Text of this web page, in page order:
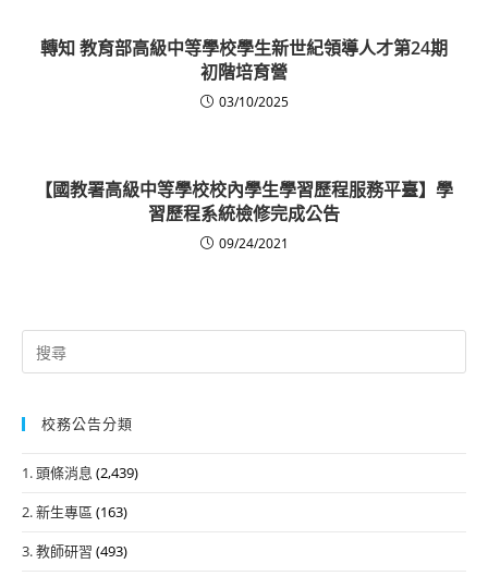
轉知 教育部高級中等學校學生新世紀領導人才第24期
初階培育營
03/10/2025
【國教署高級中等學校校內學生學習歷程服務平臺】學
習歷程系統檢修完成公告
09/24/2021
Search
for:
校務公告分類
1. 頭條消息 (2,439)
2. 新生專區 (163)
3. 教師研習 (493)